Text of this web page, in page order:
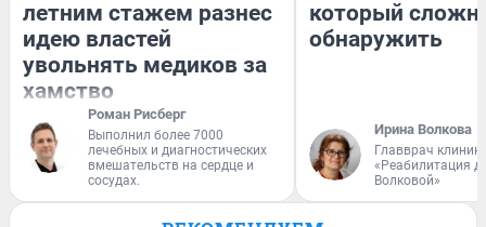
летним стажем разнес
идею властей
увольнять медиков за
хамство
Роман Рисберг
Выполнил более 7000
лечебных и диагностических
вмешательств на сердце и
сосудах.
который
обнаружить
Ирина Волкова
Главврач
«Реабилитация
Волковой»